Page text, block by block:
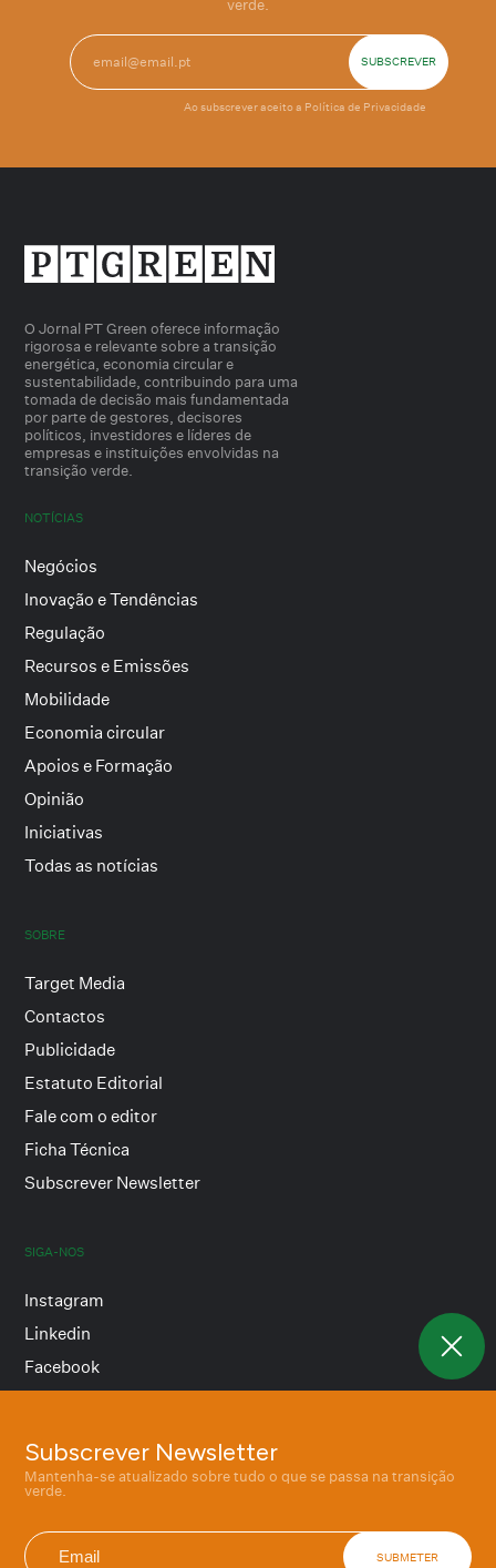
Subscrever Newsletter
Mantenha-se atualizado sobre tudo o que se passa na transição
verde.
SUBMETER
verde.
Ao subscrever aceito a Política de Privacidade
O Jornal PT Green oferece informação
rigorosa e relevante sobre a transição
energética, economia circular e
sustentabilidade, contribuindo para uma
tomada de decisão mais fundamentada
por parte de gestores, decisores
políticos, investidores e líderes de
empresas e instituições envolvidas na
transição verde.
NOTÍCIAS
Negócios
Inovação e Tendências
Regulação
Recursos e Emissões
Mobilidade
Economia circular
Apoios e Formação
Opinião
Iniciativas
Todas as notícias
SOBRE
Target Media
Contactos
Publicidade
Estatuto Editorial
Fale com o editor
Ficha Técnica
Subscrever Newsletter
SIGA-NOS
Instagram
Linkedin
Facebook
Termos e condições
Política de privacidade